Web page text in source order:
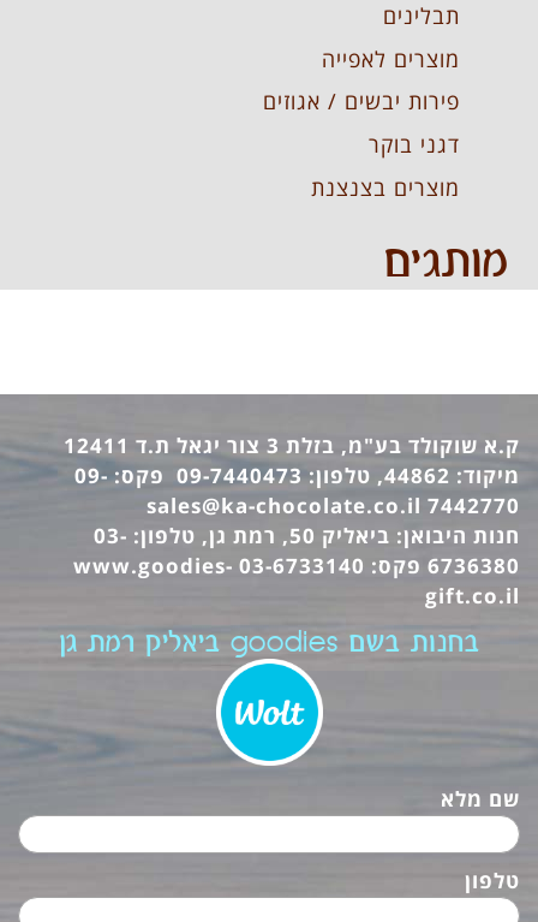
תבלינים
מוצרים לאפייה
פירות יבשים / אגוזים
דגני בוקר
מוצרים בצנצנת
מותגים
ק.א שוקולד בע"מ, בזלת 3 צור יגאל ת.ד 12411
מיקוד: 44862, טלפון: 09-7440473 פקס: 09-
7442770
sales@ka-chocolate.co.il
חנות היבואן: ביאליק 50, רמת גן, טלפון: 03-
6736380 פקס: 03-6733140
www.goodies-
gift.co.il
בחנות בשם goodies ביאליק רמת גן
שם מלא
טלפון